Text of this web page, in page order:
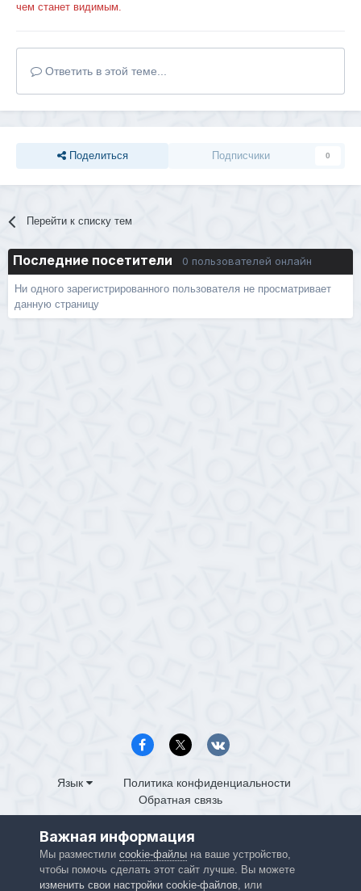
чем станет видимым.
Ответить в этой теме...
Поделиться Подписчики 0
Перейти к списку тем
Последние посетители 0 пользователей онлайн
Ни одного зарегистрированного пользователя не просматривает
данную страницу
Язык
Политика конфиденциальности
Обратная связь
Powered by Invision Community
Важная информация
Мы разместили cookie-файлына ваше устройство,
чтобы помочь сделать этот сайт лучше. Вы можете
изменить свои настройки cookie-файлов, или